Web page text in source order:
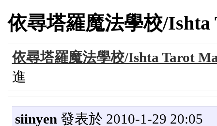
依尋塔羅魔法學校/Ishta
依尋塔羅魔法學校/Ishta Tarot
進
siinyen 發表於 2010-1-29 20:05